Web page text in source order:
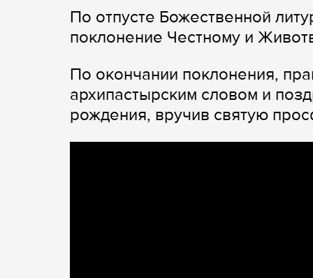
По отпусте Божественной
поклонение Честному и
По окончании поклонения,
архипастырским словом и
рождения, вручив святую